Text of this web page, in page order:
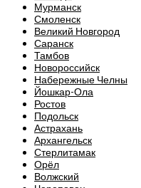
Мурманск
Смоленск
Великий Новгород
Саранск
Тамбов
Новороссийск
Набережные Челны
Йошкар-Ола
Ростов
Подольск
Астрахань
Архангельск
Стерлитамак
Орёл
Волжский